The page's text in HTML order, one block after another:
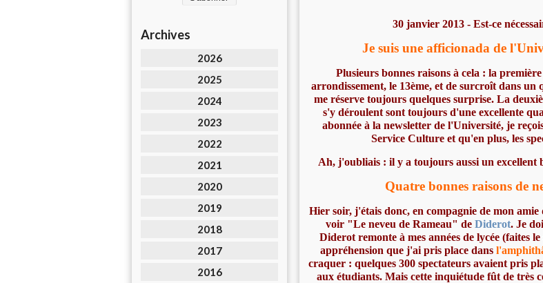
Archives
2026
2025
2024
2023
2022
2021
2020
2019
2018
2017
2016
30 janvier 2013 - Est-ce
Je suis une afficionada de
Plusieurs bonnes raisons à cela : la
arrondissement, le 13ème, et de surcroît dans
me réserve toujours quelques surprise. La
s'y déroulent sont toujours d'une excellente
abonnée à la newsletter de l'Université, je
Service Culture et qu'en plus, les
Ah, j'oubliais : il y a toujours aussi un excellent
Quatre bonnes raisons de
Hier soir, j'étais donc, en compagnie de mon amie
voir "Le neveu de Rameau" de Diderot. Je
Diderot remonte à mes années de lycée (faites
appréhension que j'ai pris place dans
craquer : quelques 300 spectateurs avaient pris
aux étudiants. Mais cette inquiétude fût de très